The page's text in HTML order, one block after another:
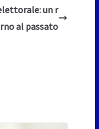
un r
al passato